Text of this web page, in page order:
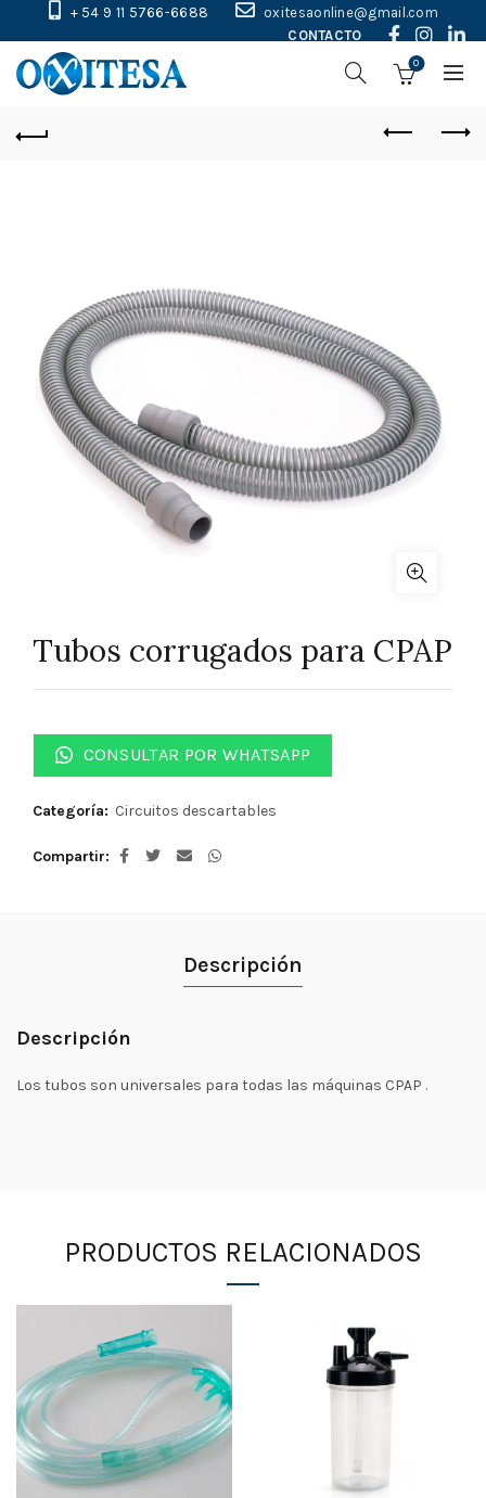
+ 54 9 11 5766-6688
oxitesaonline@gmail.com
CONTACTO
0
Tubos corrugados para CPAP
CONSULTAR POR WHATSAPP
Categoría: Circuitos descartables
Compartir
Descripción
Descripción
Los tubos son universales para todas las máquinas CPAP .
PRODUCTOS RELACIONADOS